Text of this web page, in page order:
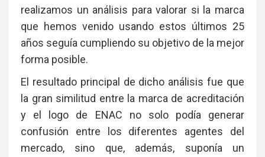
realizamos un análisis para valorar si la marca
que hemos venido usando estos últimos 25
años seguía cumpliendo su objetivo de la mejor
forma posible.
El resultado principal de dicho análisis fue que
la gran similitud entre la marca de acreditación
y el logo de ENAC no solo podía generar
confusión entre los diferentes agentes del
mercado, sino que, además, suponía un